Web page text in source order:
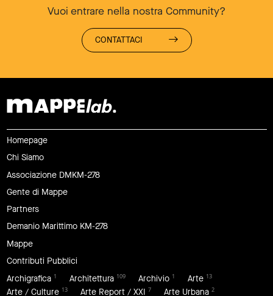
Vuoi entrare nella nostra Community?
CONTATTACI
Homepage
Chi Siamo
Associazione DMKM-278
Gente di Mappe
Partners
Demanio Marittimo KM-278
Mappe
Contributi Pubblici
Archigrafica 1 Architettura 109 Archivio 1 Arte 13
Arte / Culture 13 Arte Report / XXI 7 Arte Urbana 2